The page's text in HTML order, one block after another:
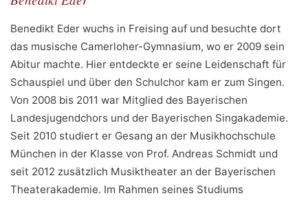
Benedikt Eder wuchs in Freising auf und besuchte dort
das musische Camerloher-Gymnasium, wo er 2009 sein
Abitur machte. Hier entdeckte er seine Leidenschaft für
Schauspiel und über den Schulchor kam er zum Singen.
Von 2008 bis 2011 war Mitglied des Bayerischen
Landesjugendchors und der Bayerischen Singakademie.
Seit 2010 studiert er Gesang an der Musikhochschule
München in der Klasse von Prof. Andreas Schmidt und
seit 2012 zusätzlich Musiktheater an der Bayerischen
Theaterakademie. Im Rahmen seines Studiums